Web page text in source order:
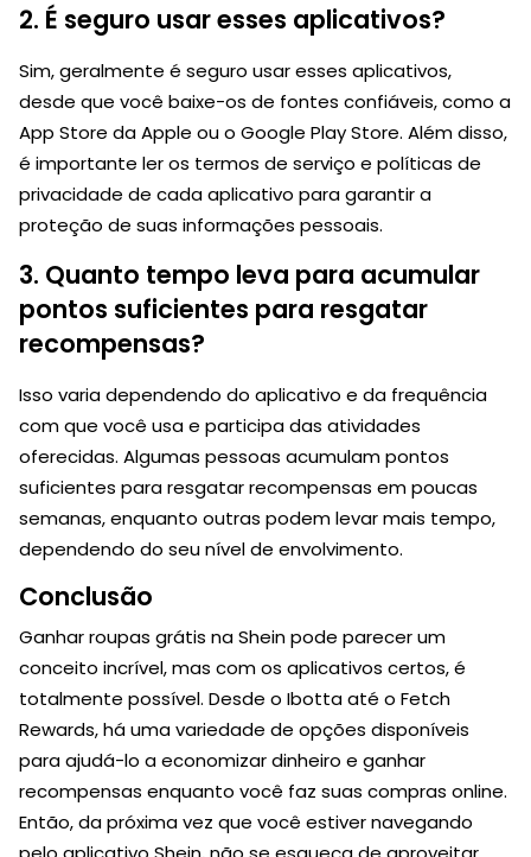
2. É seguro usar esses aplicativos?
Sim, geralmente é seguro usar esses aplicativos,
desde que você baixe-os de fontes confiáveis, como a
App Store da Apple ou o Google Play Store. Além disso,
é importante ler os termos de serviço e políticas de
privacidade de cada aplicativo para garantir a
proteção de suas informações pessoais.
3. Quanto tempo leva para acumular
pontos suficientes para resgatar
recompensas?
Isso varia dependendo do aplicativo e da frequência
com que você usa e participa das atividades
oferecidas. Algumas pessoas acumulam pontos
suficientes para resgatar recompensas em poucas
semanas, enquanto outras podem levar mais tempo,
dependendo do seu nível de envolvimento.
Conclusão
Ganhar roupas grátis na Shein pode parecer um
conceito incrível, mas com os aplicativos certos, é
totalmente possível. Desde o Ibotta até o Fetch
Rewards, há uma variedade de opções disponíveis
para ajudá-lo a economizar dinheiro e ganhar
recompensas enquanto você faz suas compras online.
Então, da próxima vez que você estiver navegando